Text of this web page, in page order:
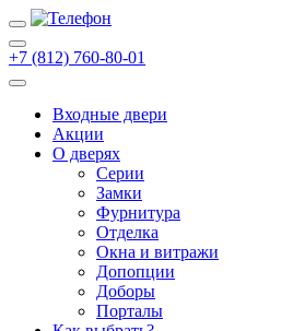
+7 (812) 760-80-01
Входные двери
Акции
О дверях
Cерии
Замки
Фурнитура
Отделка
Окна и витражи
Допопции
Доборы
Порталы